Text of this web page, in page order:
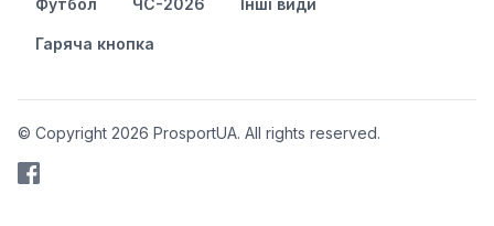
Гаряча кнопка
© Copyright 2026 ProsportUA. All rights reserved.